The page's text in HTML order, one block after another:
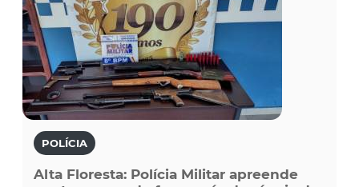
POLÍCIA
Alta Floresta: Polícia Militar apreende